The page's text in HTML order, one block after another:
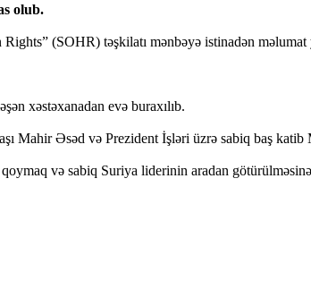
olub.
(SOHR) təşkilatı mənbəyə istinadən məlumat
xəstəxanadan evə buraxılıb.
Mahir Əsəd və Prezident İşləri üzrə sabiq baş
və sabiq Suriya liderinin aradan